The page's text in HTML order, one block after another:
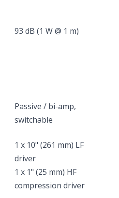
93 dB (1 W @ 1 m)
Passive / bi-amp,
switchable
1 x 10" (261 mm) LF
driver
1 x 1" (25 mm) HF
compression driver